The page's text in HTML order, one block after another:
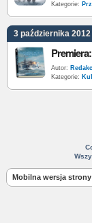
Kategorie:
3 października 2012
Autor:
Kategorie:
Mobilna wersja strony